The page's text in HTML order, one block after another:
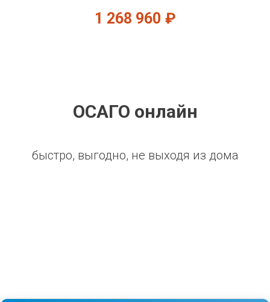
1 268 960 ₽
ОСАГО онлайн
быстро, выгодно, не выходя из дома